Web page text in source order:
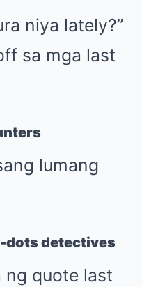
niya lately?”
sa mga last
lumang
dots detectives
ng quote last